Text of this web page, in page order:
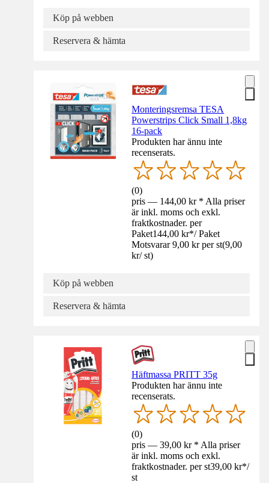
Köp på webben
Reservera & hämta
Monteringsremsa TESA
Powerstrips Click Small 1,8kg
16-pack
Produkten har ännu inte
recenserats.
(0)
pris — 144,00 kr * Alla priser
är inkl. moms och exkl.
fraktkostnader. per
Paket144,00 kr*/ Paket
Motsvarar 9,00 kr per st(9,00
kr/ st)
Köp på webben
Reservera & hämta
Häftmassa PRITT 35g
Produkten har ännu inte
recenserats.
(0)
pris — 39,00 kr * Alla priser
är inkl. moms och exkl.
fraktkostnader. per st39,00 kr*/
st